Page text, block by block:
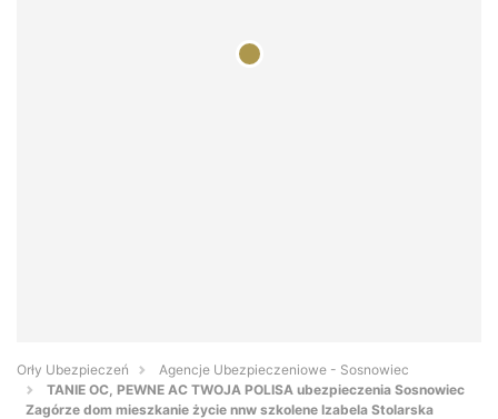
Orły Ubezpieczeń
Agencje Ubezpieczeniowe - Sosnowiec
TANIE OC, PEWNE AC TWOJA POLISA ubezpieczenia Sosnowiec
Zagórze dom mieszkanie życie nnw szkolene Izabela Stolarska